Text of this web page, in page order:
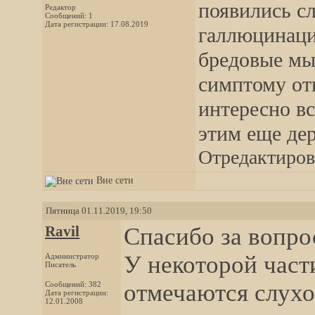
Редактор
Сообщений: 1
Дата регистрации: 17.08.2019
появились
бредовые
симптому
интересно
этим еще
Вне сети
Пятница 01.11.2019, 19:50
Ravil
Администратор
Писатель
Сообщений: 382
Дата регистрации:
12.01.2008
Спасибо за
У некоторой
отмечаются